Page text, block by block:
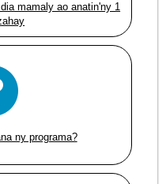
mamaly ao anatin'ny 1
ny programa?